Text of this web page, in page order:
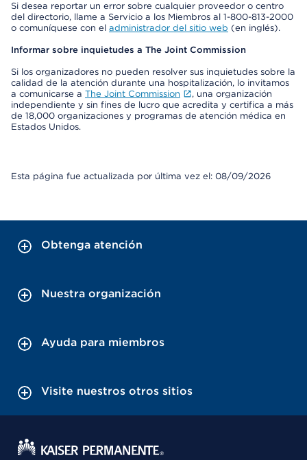
Si desea reportar un error sobre cualquier proveedor o centro
del directorio, llame a Servicio a los Miembros al 1-800-813-2000
o comuníquese con el administrador del sitio web (en inglés).
Informar sobre inquietudes a The Joint Commission
Si los organizadores no pueden resolver sus inquietudes sobre la
calidad de la atención durante una hospitalización, lo invitamos
a comunicarse a The Joint Commission
, una organización
independiente y sin fines de lucro que acredita y certifica a más
de 18,000 organizaciones y programas de atención médica en
Estados Unidos.
Esta página fue actualizada por última vez el: 08/09/2026
Obtenga atención
Nuestra organización
Ayuda para miembros
Visite nuestros otros sitios